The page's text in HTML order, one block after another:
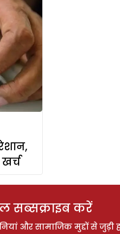
सब्सक्राइब करें
और सामाजिक मुद्दों से